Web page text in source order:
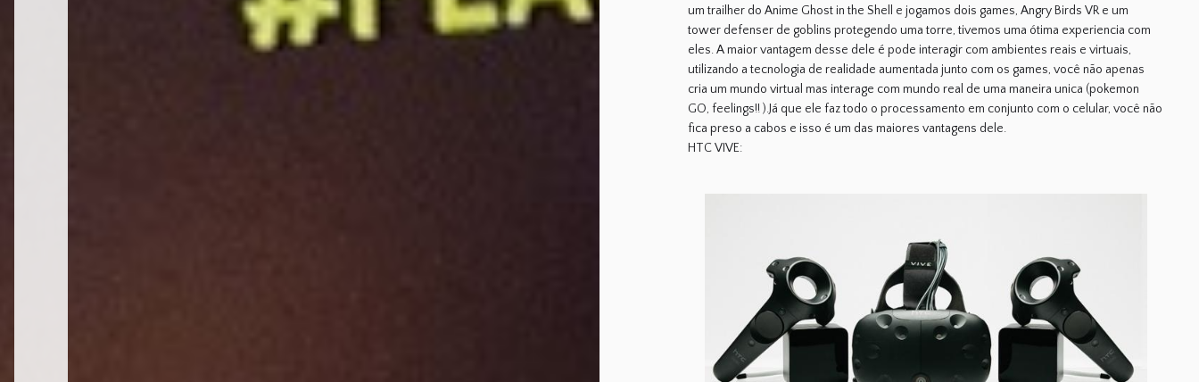
um trailher do Anime Ghost in the Shell e jogamos dois games, Angry Birds VR e um
tower defenser de goblins protegendo uma torre, tivemos uma ótima experiencia com
eles. A maior vantagem desse dele é pode interagir com ambientes reais e virtuais,
utilizando a tecnologia de realidade aumentada junto com os games, você não apenas
cria um mundo virtual mas interage com mundo real de uma maneira unica (pokemon
GO, feelings!! ).Já que ele faz todo o processamento em conjunto com o celular, você não
fica preso a cabos e isso é um das maiores vantagens dele.
HTC VIVE: